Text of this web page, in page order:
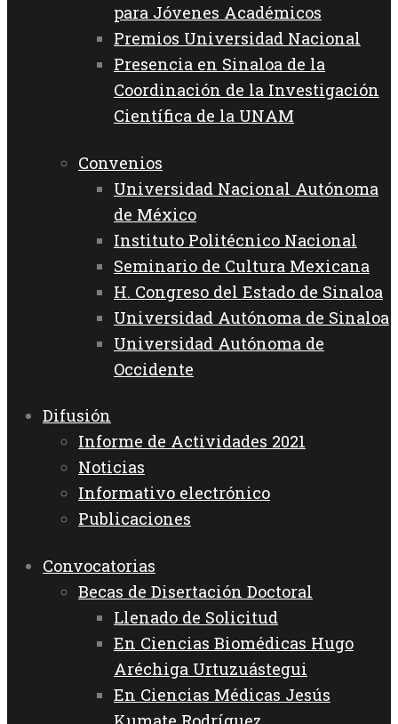
para Jóvenes Académicos
Premios Universidad Nacional
Presencia en Sinaloa de la
Coordinación de la Investigación
Científica de la UNAM
Convenios
Universidad Nacional Autónoma
de México
Instituto Politécnico Nacional
Seminario de Cultura Mexicana
H. Congreso del Estado de Sinaloa
Universidad Autónoma de Sinaloa
Universidad Autónoma de
Occidente
Difusión
Informe de Actividades 2021
Noticias
Informativo electrónico
Publicaciones
Convocatorias
Becas de Disertación Doctoral
Llenado de Solicitud
En Ciencias Biomédicas Hugo
Aréchiga Urtuzuástegui
En Ciencias Médicas Jesús